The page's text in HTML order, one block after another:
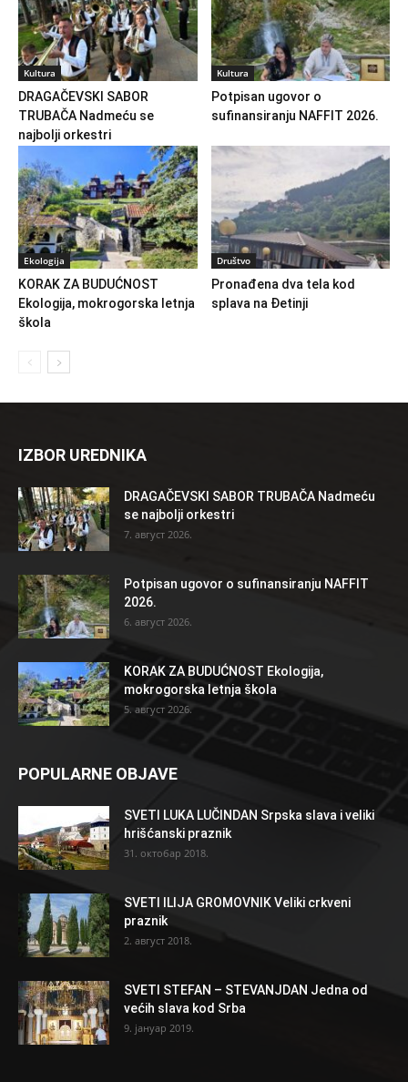
Kultura
DRAGAČEVSKI SABOR
TRUBAČA Nadmeću se
najbolji orkestri
Kultura
Potpisan ugovor o
sufinansiranju NAFFIT 2026.
Ekologija
KORAK ZA BUDUĆNOST
Ekologija, mokrogorska letnja
škola
Društvo
Pronađena dva tela kod
splava na Đetinji
IZBOR UREDNIKA
DRAGAČEVSKI SABOR TRUBAČA Nadmeću
se najbolji orkestri
7. август 2026.
Potpisan ugovor o sufinansiranju NAFFIT
2026.
6. август 2026.
KORAK ZA BUDUĆNOST Ekologija,
mokrogorska letnja škola
5. август 2026.
POPULARNE OBJAVE
SVETI LUKA LUČINDAN Srpska slava i veliki
hrišćanski praznik
31. октобар 2018.
SVETI ILIJA GROMOVNIK Veliki crkveni
praznik
2. август 2018.
SVETI STEFAN – STEVANJDAN Jedna od
većih slava kod Srba
9. јануар 2019.